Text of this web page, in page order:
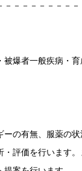
－－－－－－－－
爆者一般疾病・
の有無、服薬の状
評価を行います